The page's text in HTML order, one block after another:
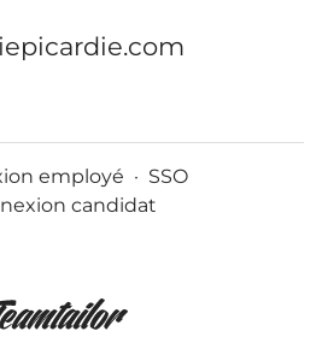
employé · SSO
candidat